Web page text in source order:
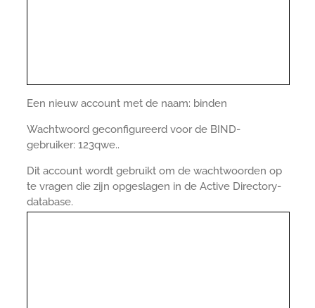
Een nieuw account met de naam: binden
Wachtwoord geconfigureerd voor de BIND-
gebruiker: 123qwe..
Dit account wordt gebruikt om de wachtwoorden op
te vragen die zijn opgeslagen in de Active Directory-
database.